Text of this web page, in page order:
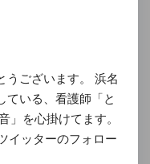
うございます。 浜名
ている、看護師「と
」を心掛けてます。
イッターのフォロー